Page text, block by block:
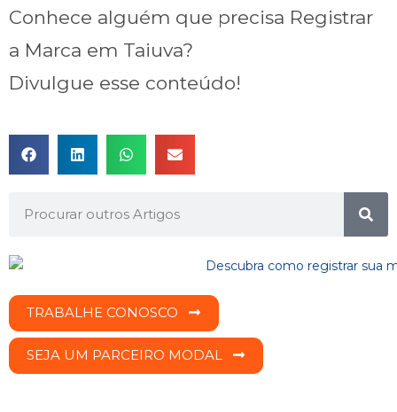
Conhece alguém que precisa Registrar
a Marca em Taiuva?
Divulgue esse conteúdo!
TRABALHE CONOSCO
SEJA UM PARCEIRO MODAL